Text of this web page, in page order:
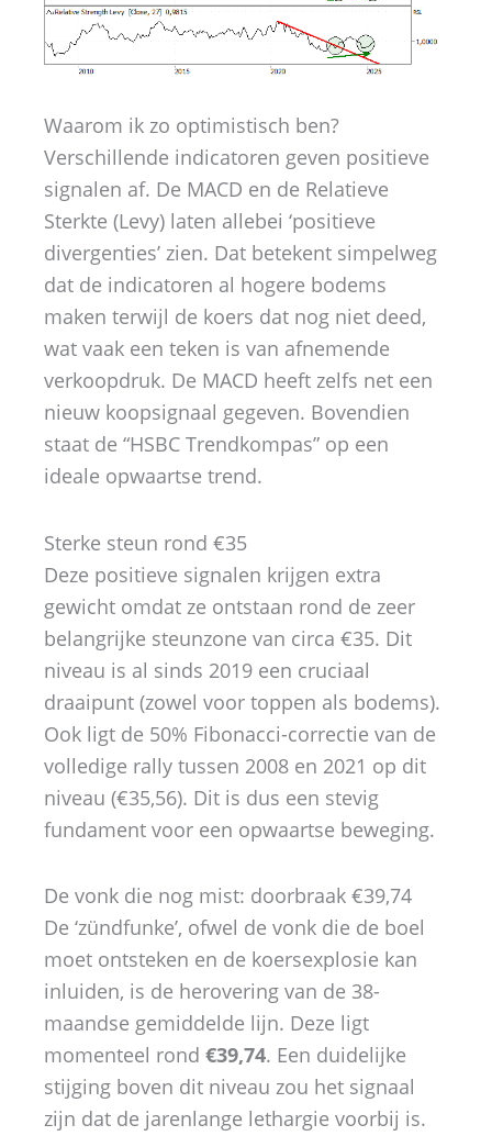
Waarom ik zo optimistisch ben?
Verschillende indicatoren geven positieve
signalen af. De MACD en de Relatieve
Sterkte (Levy) laten allebei ‘positieve
divergenties’ zien. Dat betekent simpelweg
dat de indicatoren al hogere bodems
maken terwijl de koers dat nog niet deed,
wat vaak een teken is van afnemende
verkoopdruk. De MACD heeft zelfs net een
nieuw koopsignaal gegeven. Bovendien
staat de “HSBC Trendkompas” op een
ideale opwaartse trend.
Sterke steun rond €35
Deze positieve signalen krijgen extra
gewicht omdat ze ontstaan rond de zeer
belangrijke steunzone van circa €35. Dit
niveau is al sinds 2019 een cruciaal
draaipunt (zowel voor toppen als bodems).
Ook ligt de 50% Fibonacci-correctie van de
volledige rally tussen 2008 en 2021 op dit
niveau (€35,56). Dit is dus een stevig
fundament voor een opwaartse beweging.
De vonk die nog mist: doorbraak €39,74
De ‘zündfunke’, ofwel de vonk die de boel
moet ontsteken en de koersexplosie kan
inluiden, is de herovering van de 38-
maandse gemiddelde lijn. Deze ligt
momenteel rond €39,74. Een duidelijke
stijging boven dit niveau zou het signaal
zijn dat de jarenlange lethargie voorbij is.